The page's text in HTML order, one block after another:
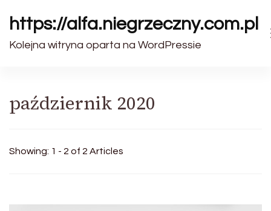
https://alfa.niegrzeczny.com.pl
Kolejna witryna oparta na WordPressie
październik 2020
Showing: 1 - 2 of 2 Articles